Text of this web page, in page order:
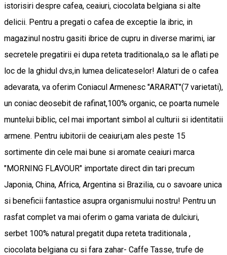
istorisiri despre cafea, ceaiuri, ciocolata belgiana si alte
delicii. Pentru a pregati o cafea de exceptie la ibric, in
magazinul nostru gasiti ibrice de cupru in diverse marimi, iar
secretele pregatirii ei dupa reteta traditionala,o sa le aflati pe
loc de la ghidul dvs,in lumea delicateselor! Alaturi de o cafea
adevarata, va oferim Coniacul Armenesc "ARARAT"(7 varietati),
un coniac deosebit de rafinat,100% organic, ce poarta numele
muntelui biblic, cel mai important simbol al culturii si identitatii
armene. Pentru iubitorii de ceaiuri,am ales peste 15
sortimente din cele mai bune si aromate ceaiuri marca
"MORNING FLAVOUR" importate direct din tari precum
Japonia, China, Africa, Argentina si Brazilia, cu o savoare unica
si beneficii fantastice asupra organismului nostru! Pentru un
rasfat complet va mai oferim o gama variata de dulciuri,
serbet 100% natural pregatit dupa reteta traditionala ,
ciocolata belgiana cu si fara zahar- Caffe Tasse, trufe de